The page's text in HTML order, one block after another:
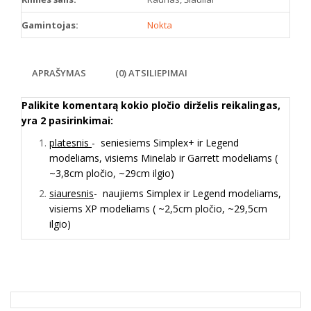
Gamintojas: Nokta
APRAŠYMAS (0) ATSILIEPIMAI
Palikite komentarą kokio pločio dirželis reikalingas,
yra 2 pasirinkimai:
platesnis - seniesiems Simplex+ ir Legend
modeliams, visiems Minelab ir Garrett modeliams (
~3,8cm pločio, ~29cm ilgio)
siauresnis- naujiems Simplex ir Legend modeliams,
visiems XP modeliams ( ~2,5cm pločio, ~29,5cm
ilgio)